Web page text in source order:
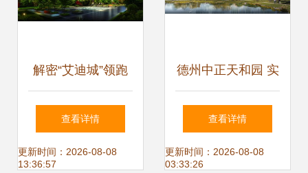
解密“艾迪城”领跑
北京商住市场的背
后因素
查看详情
更新时间：2026-08-08
13:36:57
德州中正天和园 实
景图、样板间、效
果图、户型图全解
查看详情
更新时间：2026-08-08
03:33:26